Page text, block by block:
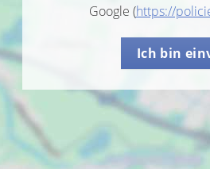
Google (https://
Ich bin